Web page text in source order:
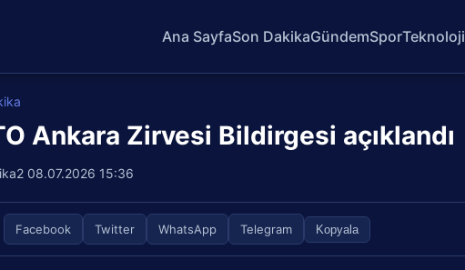
Ana SayfaSon DakikaGündemSporTeknoloji
Ankara Zirvesi Bildirgesi açıklandı
08.07.2026 15:36
Facebook Twitter WhatsApp Telegram Kopyala